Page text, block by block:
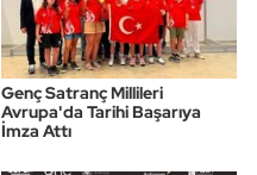
Genç Satranç Millileri
Avrupa'da Tarihi Başarıya
İmza Attı